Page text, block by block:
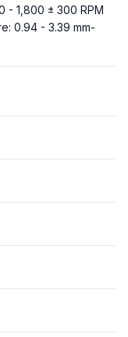
- 1,800 ± 300 RPM
0.94 - 3.39 mm-